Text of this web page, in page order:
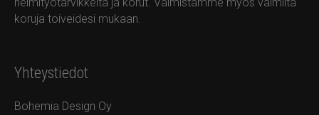
koruja toiveidesi mukaan.
Yhteystiedot
Bohemia Design Oy